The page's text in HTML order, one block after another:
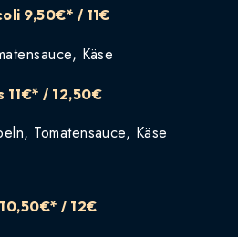
9,50€* / 11€
Käse
11€* / 12,50€
Tomatensauce, Käse
10,50€* / 12€